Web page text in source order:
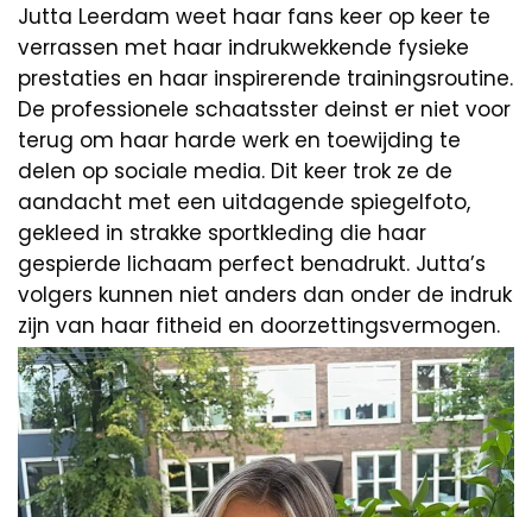
Jutta Leerdam weet haar fans keer op keer te
verrassen met haar indrukwekkende fysieke
prestaties en haar inspirerende trainingsroutine.
De professionele schaatsster deinst er niet voor
terug om haar harde werk en toewijding te
delen op sociale media. Dit keer trok ze de
aandacht met een uitdagende spiegelfoto,
gekleed in strakke sportkleding die haar
gespierde lichaam perfect benadrukt. Jutta’s
volgers kunnen niet anders dan onder de indruk
zijn van haar fitheid en doorzettingsvermogen.